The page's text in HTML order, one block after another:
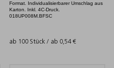
Format. Individualisierbarer Umschlag aus
Karton. Inkl. 4C-Druck.
018UP008M.BFSC
ab 100 Stück / ab 0,54 €